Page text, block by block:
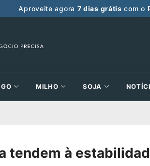
Aproveite agora 7 dias grátis com o
MILHO SOJA
tendem à